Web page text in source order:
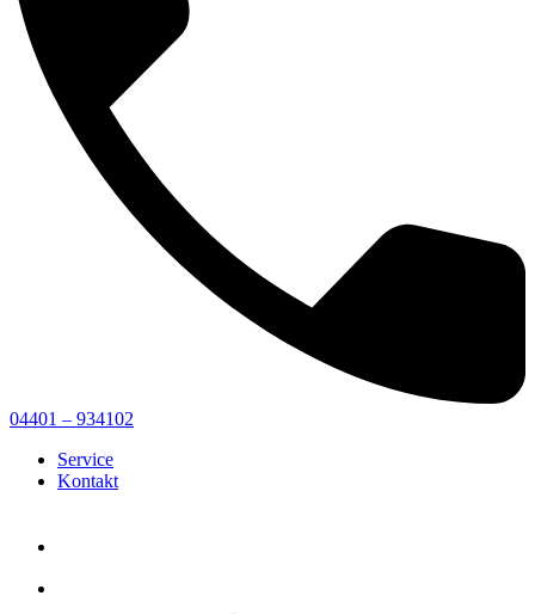
04401 – 934102
Service
Kontakt